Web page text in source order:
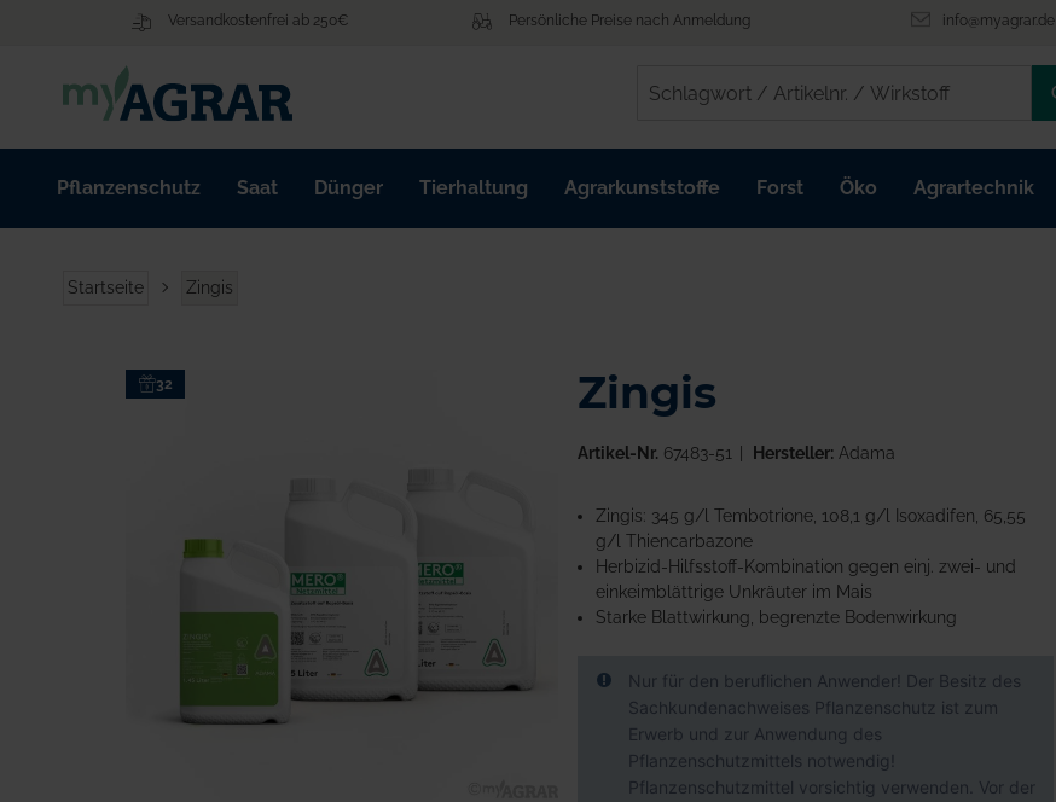
Versandkostenfrei ab 250€ Persönliche Preise nach Anmeldung info@myagrar.de
Pflanzenschutz Saat Dünger Tierhaltung Agrarkunststoffe Forst Öko Agrartechnik
Startseite Zingis
32 Zingis
Artikel-Nr. 67483-51 Hersteller:Adama
Zingis: 345 g/l Tembotrione, 108,1 g/l Isoxadifen, 65,55
g/l Thiencarbazone
Herbizid-Hilfsstoff-Kombination gegen einj. zwei- und
einkeimblättrige Unkräuter im Mais
Starke Blattwirkung, begrenzte Bodenwirkung
Nur für den beruflichen Anwender! Der Besitz des
Sachkundenachweises Pflanzenschutz ist zum
Erwerb und zur Anwendung des
Pflanzenschutzmittels notwendig!
Pflanzenschutzmittel vorsichtig verwenden. Vor der